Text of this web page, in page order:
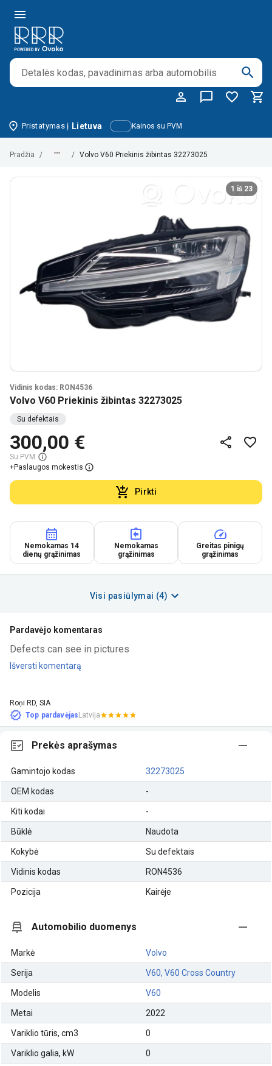
Kainos su PVM
Pristatymas į Lietuva
Pradžia / / Volvo V60 Priekinis žibintas 32273025
1 iš 23
Vidinis kodas: RON4536
Volvo V60 Priekinis žibintas 32273025
Su defektais
300,00 €
Su PVM
+Paslaugos mokestis
Pirkti
Nemokamas 14
dienų grąžinimas
Nemokamas
grąžinimas
Greitas pinigų
grąžinimas
Visi pasiūlymai (4)
Pardavėjo komentaras
Defects can see in pictures
Išversti komentarą
Roņi RD, SIA
Top pardavėjasLatvija
Prekės aprašymas
Gamintojo kodas 32273025
OEM kodas -
Kiti kodai -
Būklė Naudota
Kokybė Su defektais
Vidinis kodas RON4536
Pozicija Kairėje
Automobilio duomenys
Markė Volvo
Serija V60, V60 Cross Country
Modelis V60
Metai 2022
Variklio tūris, cm3 0
Variklio galia, kW 0